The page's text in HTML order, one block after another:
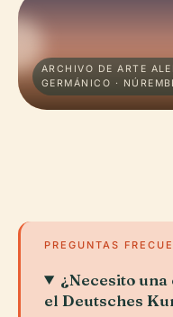
ARCHIVO DE ARTE
GERMÁNICO ·
PREGUNTAS
¿Necesito
el Deutsches